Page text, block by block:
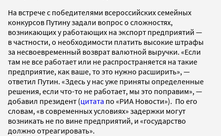
На встрече с победителями всероссийских семейных
конкурсов Путину задали вопрос о сложностях,
возникающих у работающих на экспорт предприятий —
в частности, о необходимости платить высокие штрафы
за несвоевременный возврат валютной выручки. «Если
там не все работает или не распространяется на такие
предприятие, как ваше, то это нужно расширить», —
ответил Путин. «Здесь у нас уже приняты определенные
решения, если что-то не работает, мы это поправим», —
добавил президент (цитата по «РИА Новости»). По его
словам, «в современных условиях» задержки могут
возникать не по вине предприятий, и «государство
должно отреагировать».